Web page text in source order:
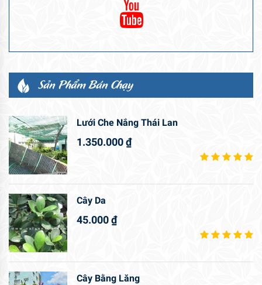
Sản Phẩm Bán Chạy
Lưới Che Nắng Thái Lan
1.350.000₫
Cây Da
45.000₫
Cây Bằng Lăng